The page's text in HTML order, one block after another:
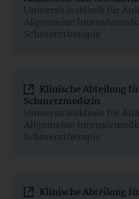
Universitätsklinik für
Allgemeine
Schmerztherapie
Klinische Abteilung
Schmerzmedizin
Universitätsklinik für
Allgemeine
Schmerztherapie
Klinische Abteilung